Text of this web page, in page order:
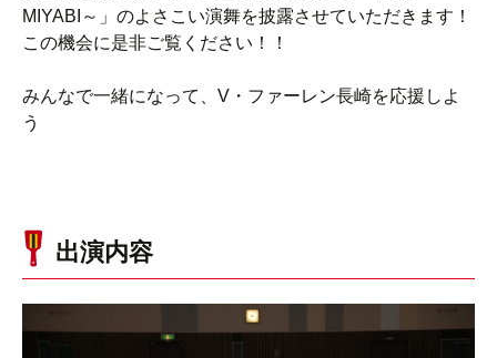
MIYABI～」のよさこい演舞を披露させていただきます！
この機会に是非ご覧ください！！
みんなで一緒になって、V・ファーレン長崎を応援しよ
う
出演内容